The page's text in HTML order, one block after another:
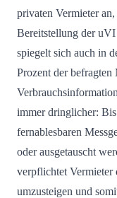
privaten Vermieter
Bereitstellung der
spiegelt sich auch in
Prozent der
immer dringlicher:
fernablesbaren
oder ausgetauscht
verpflichtet Vermieter
umzusteigen und